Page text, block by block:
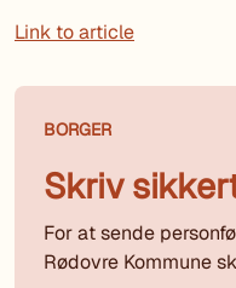
Link to article
BORGER
Skriv
For at sende
Rødovre Kommune